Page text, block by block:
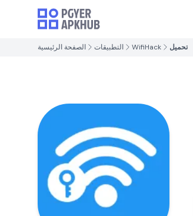
الصفحة الرئيسية التطبيقات WifiHack تحميل